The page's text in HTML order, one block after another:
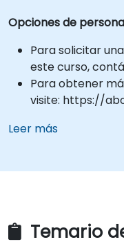
Opciones de
Para solicitar
este curso,
Para obtener
visite: https://
Leer más
Temario